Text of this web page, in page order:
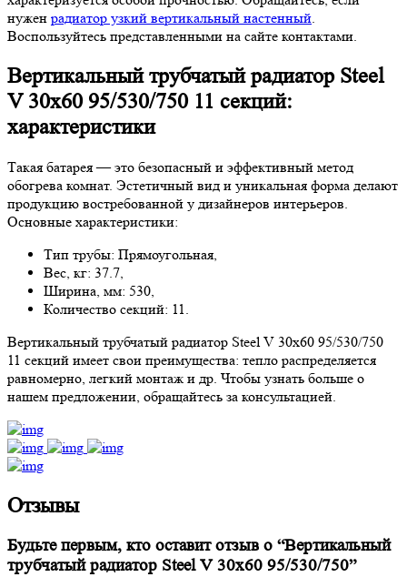
нужен радиатор узкий вертикальный настенный
Воспользуйтесь представленными на сайте контактами.
Вертикальный трубчатый радиатор Steel
V 30х60 95/530/750 11 секций:
характеристики
Такая батарея — это безопасный и эффективный метод
обогрева комнат. Эстетичный вид и уникальная форма делают
продукцию востребованной у дизайнеров интерьеров.
Основные характеристики:
Тип трубы: Прямоугольная,
Вес, кг: 37.7,
Ширина, мм: 530,
Количество секций: 11.
Вертикальный трубчатый радиатор Steel V 30х60 95/530/750
11 секций имеет свои преимущества: тепло распределяется
равномерно, легкий монтаж и др. Чтобы узнать больше о
нашем предложении, обращайтесь за консультацией.
Отзывы
Будьте первым, кто оставит отзыв о “Вертикальный
трубчатый радиатор Steel V 30х60 95/530/750”